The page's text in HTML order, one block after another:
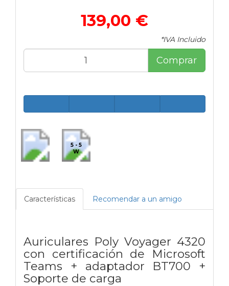
139,00 €
*IVA Incluido
Comprar
5 - 5
W
Características Recomendar a un amigo
Auriculares Poly Voyager 4320
con certificación de Microsoft
Teams + adaptador BT700 +
Soporte de carga